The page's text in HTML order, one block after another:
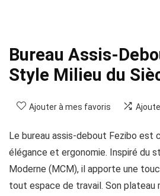
Bureau Assis-
Style Milieu du
Ajouter à mes favoris
Le bureau assis-debout Fezibo est
élégance et ergonomie. Inspiré du
Moderne (MCM), il apporte une
tout espace de travail. Son plateau